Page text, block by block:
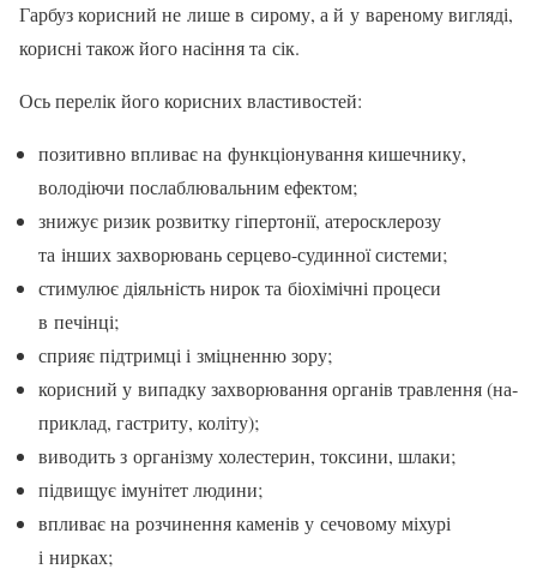
Гарбуз корисний не лише в си­рому, а й у вареному вигляді,
ко­рисні також його насіння та сік.
Ось перелік його корисних властивостей:
позитивно впливає на функ­ціонування кишечнику,
володіючи послаблювальним ефектом;
знижує ризик розвитку гі­пертонії, атеросклерозу
та інших захворювань серцево-судинної системи;
стимулює діяльність нирок та біохімічні процеси
в печінці;
сприяє підтримці і зміцнен­ню зору;
корисний у випадку захво­рювання органів травлення (на­
приклад, гастриту, коліту);
виводить з організму холес­терин, токсини, шлаки;
підвищує імунітет людини;
впливає на розчинення ка­менів у сечовому міхурі
і нирках;